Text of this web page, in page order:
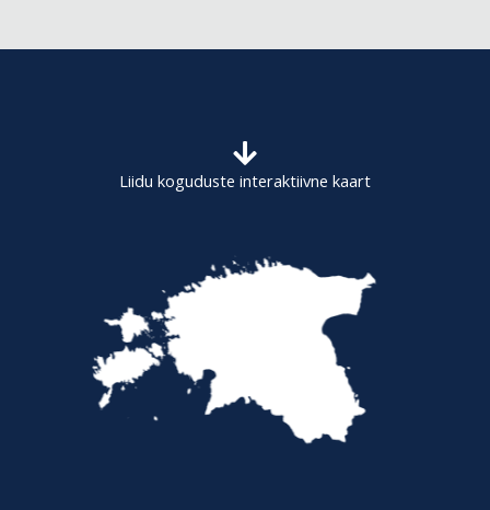
Liidu koguduste interaktiivne kaart